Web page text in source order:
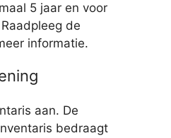
5 jaar en voor
de
informatie.
aan. De
bedraagt